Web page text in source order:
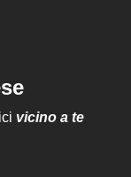
vicino a te